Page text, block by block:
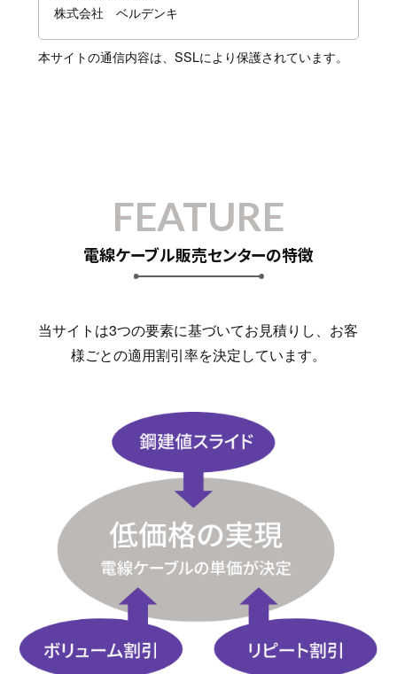
株式会社 ベルデンキ
本サイトの通信内容は、SSLにより保護されています。
FEATURE
電線ケーブル販売センターの特徴
当サイトは3つの要素に基づいてお見積りし、お客
様ごとの適用割引率を決定しています。